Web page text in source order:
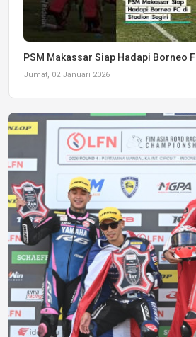
PSM Makassar Siap Hadapi Borneo
Jumat, 02 Januari 2026